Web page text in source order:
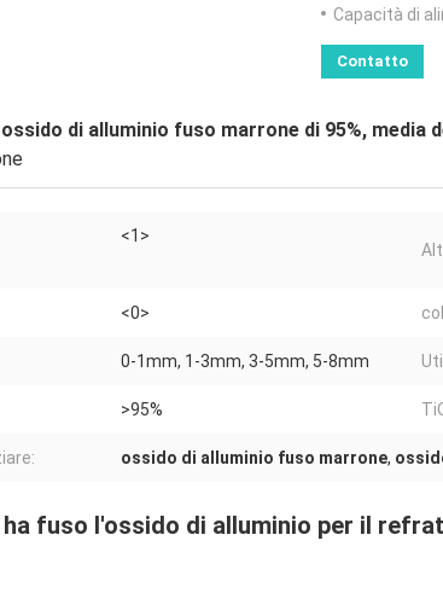
Capacità di
Contatto
di alluminio fuso marrone di 95%, media
<1>
<0>
0-1mm, 1-3mm, 3-5mm, 5-8mm
>95%
ossido di alluminio fuso marrone,
ha fuso l'ossido di alluminio per il